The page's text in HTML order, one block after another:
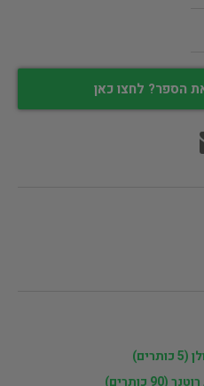
הספר? לחצו כאן
כותרים)